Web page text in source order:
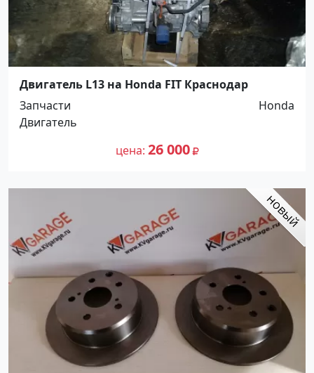
Двигатель L13 на Honda FIT Краснодар
Запчасти
Honda
Двигатель
цена 26 000